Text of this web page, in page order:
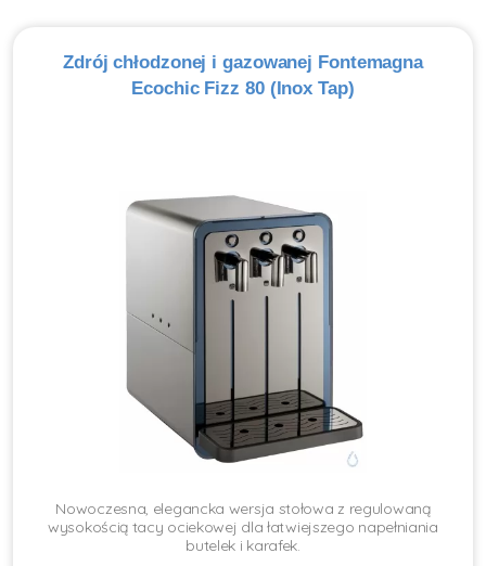
Zdrój chłodzonej i gazowanej Fontemagna
Ecochic Fizz 80 (Inox Tap)
Nowoczesna, elegancka wersja stołowa z regulowaną
wysokością tacy ociekowej dla łatwiejszego napełniania
butelek i karafek.